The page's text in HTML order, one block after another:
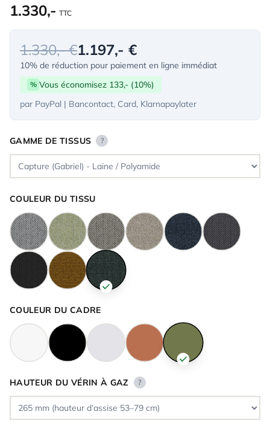
1.330,- TTC
1.330,- €1.197,- €
10% de réduction pour paiement en ligne immédiat
% Vous économisez 133,- (10%)
par PayPal | Bancontact, Card, Klarnapaylater
GAMME DE TISSUS ?
COULEUR DU TISSU
COULEUR DU CADRE
HAUTEUR DU VÉRIN À GAZ ?